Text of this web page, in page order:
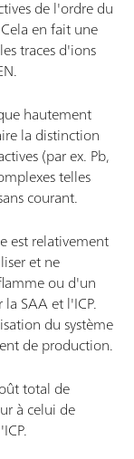
de l'ordre du
en fait une
traces d'ions
hautement
la distinction
(par ex. Pb,
telles
courant.
est relativement
et ne
ou d'un
SAA et l'ICP.
du système
de production.
total de
à celui de